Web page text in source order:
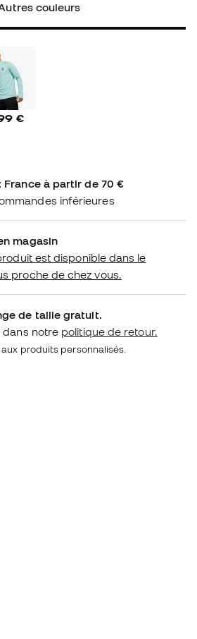
couleurs
€
France à partir de 70 €
inférieures
magasin
est disponible dans le
proche de chez vous.
de taille gratuit.
dans notre politique de retour.
produits personnalisés.